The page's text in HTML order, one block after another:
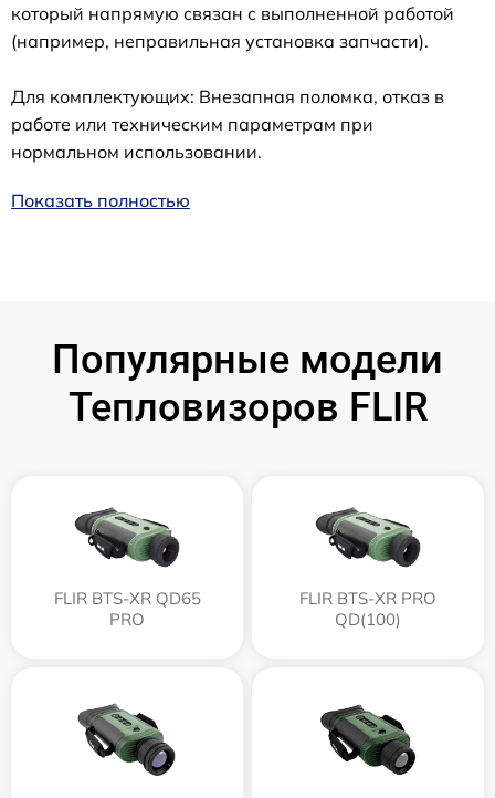
который напрямую связан с выполненной работой
(например, неправильная установка запчасти).
Для комплектующих: Внезапная поломка, отказ в
работе или техническим параметрам при
нормальном использовании.
Показать полностью
Популярные модели
Тепловизоров FLIR
FLIR BTS-XR QD65
PRO
FLIR BTS-XR PRO
QD(100)